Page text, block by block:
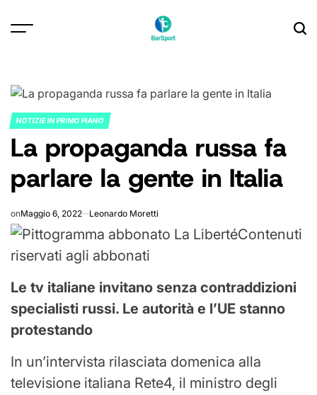
POSTED
IN
NOTIZIE IN PRIMO PIANO
La propaganda russa fa
parlare la gente in Italia
onMaggio 6, 2022 Leonardo Moretti
Contenuti
riservati agli abbonati
Le tv italiane invitano senza contraddizioni
specialisti russi. Le autorità e l’UE stanno
protestando
In un’intervista rilasciata domenica alla
televisione italiana Rete4, il ministro degli